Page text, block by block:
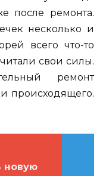
после ремонта.
несколько и
всего что-то
свои силы.
ремонт
происходящего.
новую